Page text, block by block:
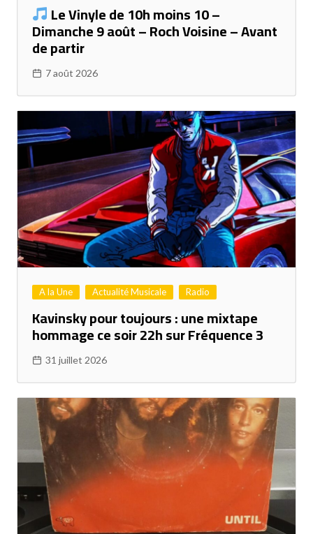
Le Vinyle de 10h moins 10 –
Dimanche 9 août – Roch Voisine – Avant
de partir
7 août 2026
A la Une Actualité Musicale Radio
Kavinsky pour toujours : une mixtape
hommage ce soir 22h sur Fréquence 3
31 juillet 2026